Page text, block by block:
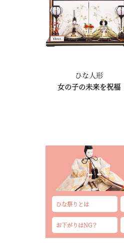
ひな人形
女の子の未来を祝福
ひな祭りとは
お下がりはNG？